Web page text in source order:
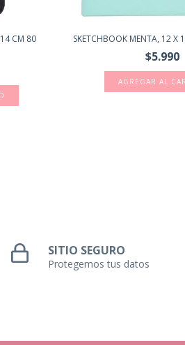
CM 80
SKETCHBOOK MENTA, 12 X
$5.990
SITIO SEGURO
Protegemos tus datos